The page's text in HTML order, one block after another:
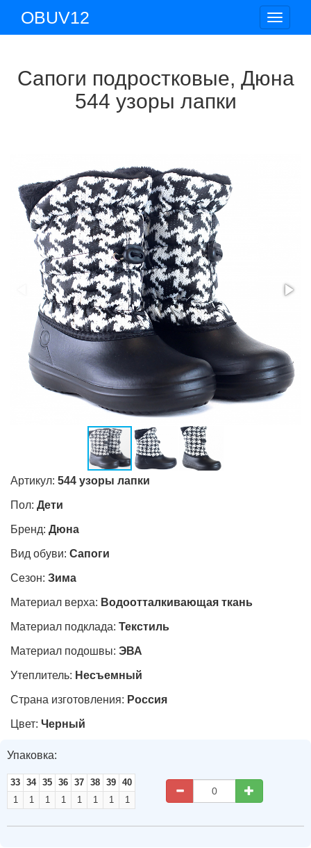
Toggle
OBUV12
Сапоги подростковые, Дюна
544 узоры лапки
Артикул: 544 узоры лапки
Пол: Дети
Бренд: Дюна
Вид обуви: Сапоги
Сезон: Зима
Материал верха: Водоотталкивающая ткань
Материал подклада: Текстиль
Материал подошвы: ЭВА
Утеплитель: Несъемный
Страна изготовления: Россия
Цвет: Черный
Упаковка:
33
1
34
1
35
1
36
1
37
1
38
1
39
1
40
1